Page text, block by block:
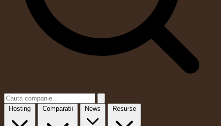
Hosting Comparatii News Resurse